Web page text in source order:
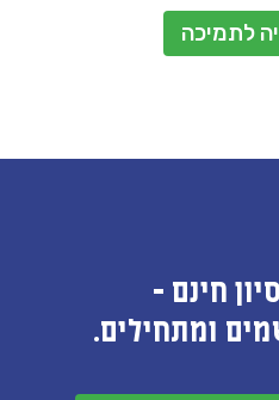
לתמיכה
ומתחילים.